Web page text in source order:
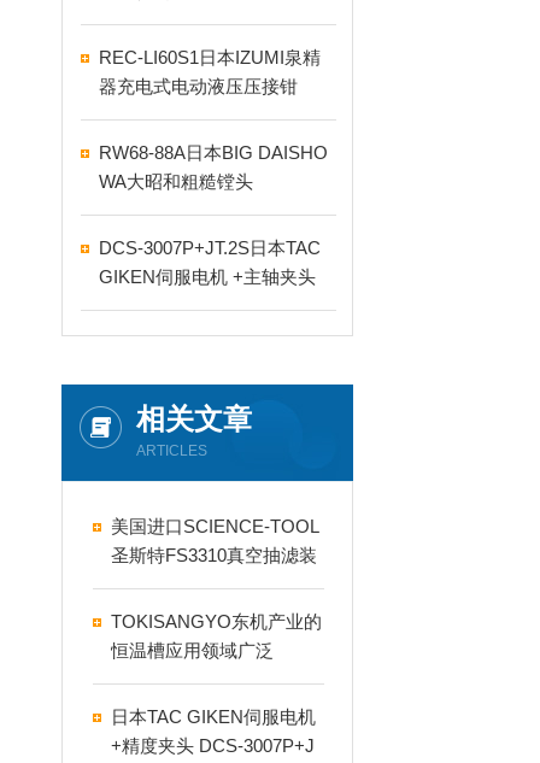
REC-LI60S1日本IZUMI泉精
器充电式电动液压压接钳
RW68-88A日本BIG DAISHO
WA大昭和粗糙镗头
DCS-3007P+JT.2S日本TAC
GIKEN伺服电机 +主轴夹头
相关文章
ARTICLES
美国进口SCIENCE-TOOL
圣斯特FS3310真空抽滤装
置
TOKISANGYO东机产业的
恒温槽应用领域广泛
日本TAC GIKEN伺服电机
+精度夹头 DCS-3007P+J